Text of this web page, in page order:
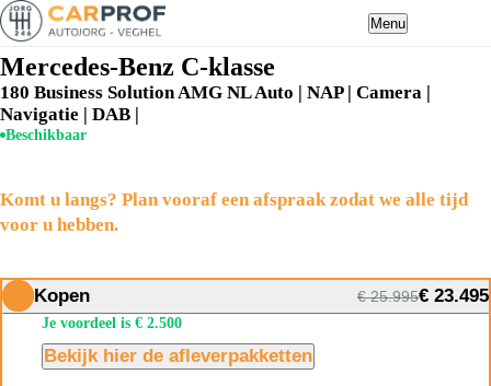
Menu
Mercedes-Benz C-klasse
180 Business Solution AMG NL Auto | NAP | Camera |
Navigatie | DAB |
Beschikbaar
Komt u langs? Plan vooraf een afspraak zodat we alle tijd
voor u hebben.
Kopen € 25.995€ 23.495
Je voordeel is € 2.500
Bekijk hier de afleverpakketten